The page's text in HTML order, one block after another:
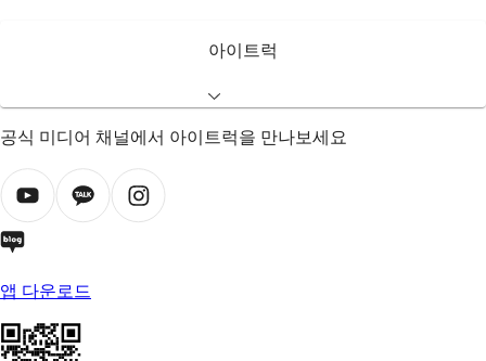
아이트럭
공식 미디어 채널에서 아이트럭을 만나보세요
앱 다운로드